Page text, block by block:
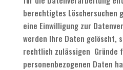
berechtigtes Löschersuchen
eine Einwilligung zur
werden Ihre Daten gelöscht,
rechtlich zulässigen Gründe
personenbezogenen Daten